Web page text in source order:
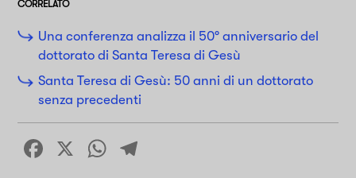
CORRELATO
Una conferenza analizza il 50° anniversario del
dottorato di Santa Teresa di Gesù
Santa Teresa di Gesù: 50 anni di un dottorato
senza precedenti
Facebook
X WhatsApp